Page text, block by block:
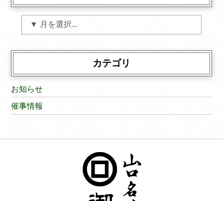
カテゴリ
お知らせ
催事情報